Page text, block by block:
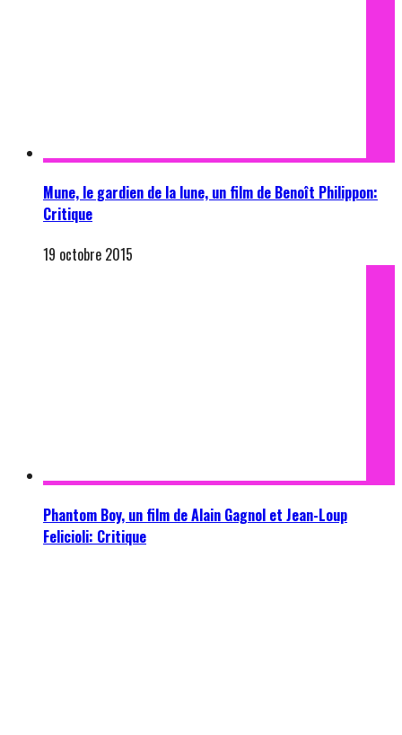
Mune, le gardien de la lune, un film de Benoît Philippon:
Critique
19 octobre 2015
Phantom Boy, un film de Alain Gagnol et Jean-Loup
Felicioli: Critique